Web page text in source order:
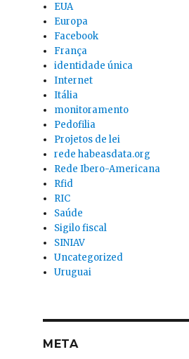
EUA
Europa
Facebook
França
identidade única
Internet
Itália
monitoramento
Pedofilia
Projetos de lei
rede habeasdata.org
Rede Ibero-Americana
Rfid
RIC
Saúde
Sigilo fiscal
SINIAV
Uncategorized
Uruguai
META